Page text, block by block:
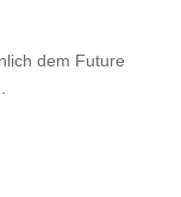
dem Future